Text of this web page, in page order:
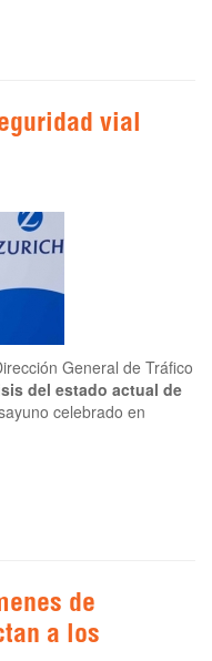
vial
General de Tráfico
del estado actual de
celebrado en
de
a los